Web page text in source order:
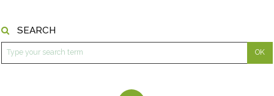
SEARCH